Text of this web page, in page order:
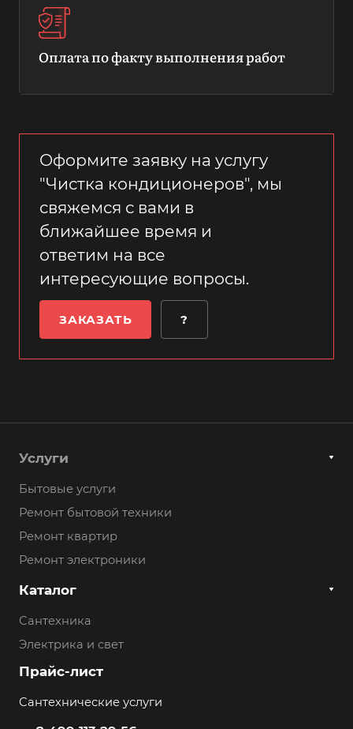
Оплата по факту выполнения работ
Оформите заявку на услугу
"Чистка кондиционеров", мы
свяжемся с вами в
ближайшее время и
ответим на все
интересующие вопросы.
ЗАКАЗАТЬ ?
Услуги
Бытовые услуги
Ремонт бытовой техники
Ремонт квартир
Ремонт электроники
Каталог
Сантехника
Электрика и свет
Прайс-лист
Сантехнические услуги